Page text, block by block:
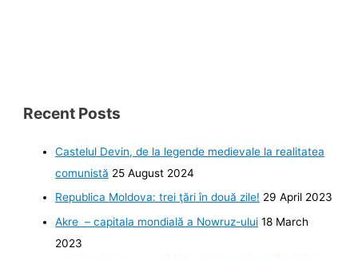
Recent Posts
Castelul Devin, de la legende medievale la realitatea
comunistă 25 August 2024
Republica Moldova: trei ţări în două zile! 29 April 2023
Akre – capitala mondială a Nowruz-ului 18 March
2023